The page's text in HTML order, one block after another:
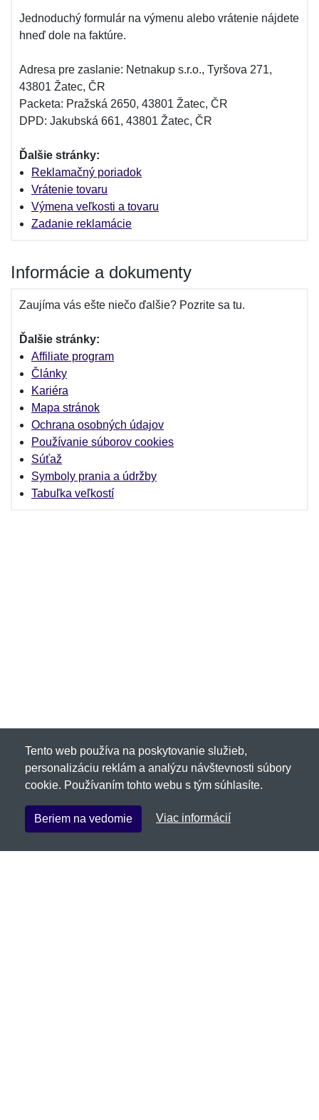
Jednoduchý formulár na výmenu alebo vrátenie nájdete
hneď dole na faktúre.
Adresa pre zaslanie: Netnakup s.r.o., Tyršova 271,
43801 Žatec, ČR
Packeta: Pražská 2650, 43801 Žatec, ČR
DPD: Jakubská 661, 43801 Žatec, ČR
Ďalšie stránky:
Reklamačný poriadok
Vrátenie tovaru
Výmena veľkosti a tovaru
Zadanie reklamácie
Informácie a dokumenty
Zaujíma vás ešte niečo ďalšie? Pozrite sa tu.
Ďalšie stránky:
Affiliate program
Články
Kariéra
Mapa stránok
Ochrana osobných údajov
Používanie súborov cookies
Súťaž
Symboly prania a údržby
Tabuľka veľkostí
Tento web používa na poskytovanie služieb,
personalizáciu reklám a analýzu návštevnosti súbory
cookie. Používaním tohto webu s tým súhlasíte.
Beriem na vedomie Viac informácií